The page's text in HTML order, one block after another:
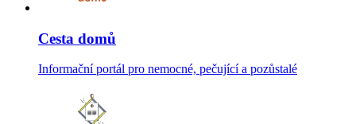
Cesta domů
Informační portál pro nemocné, pečující a pozůstalé